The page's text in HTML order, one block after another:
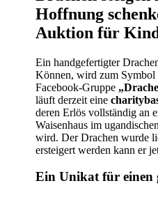
Hoffnung
Auktion für
Ein handgefertigter
Können, wird zum
Facebook-Gruppe
läuft derzeit eine
deren Erlös vollständig an
Waisenhaus im
wird. Der Drachen wurde
ersteigert werden kann er
Ein Unikat für einen